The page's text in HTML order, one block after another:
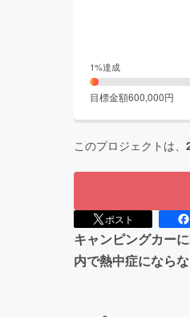
1%達成
目標金額600,000円
このプロジェクトは、
ポスト
キャンピングカー
内で熱中症になら